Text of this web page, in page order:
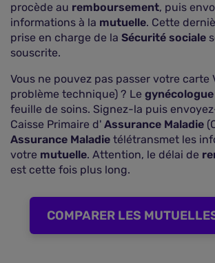
procède au remboursement, puis
informations à la mutuelle. Cette
prise en charge de la Sécurité sociale
souscrite.
Vous ne pouvez pas passer votre carte
problème technique) ? Le gynécologue
feuille de soins. Signez-la puis
Caisse Primaire d' Assurance Maladie
Assurance Maladie télétransmet les
votre mutuelle. Attention, le délai de
est cette fois plus long.
COMPARER LES